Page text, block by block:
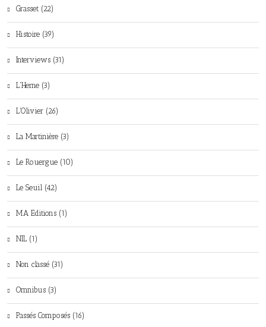
Grasset (22)
Histoire (39)
Interviews (31)
L'Herne (3)
L'Olivier (26)
La Martinière (3)
Le Rouergue (10)
Le Seuil (42)
MA Editions (1)
NIL (1)
Non classé (31)
Omnibus (3)
Passés Composés (16)